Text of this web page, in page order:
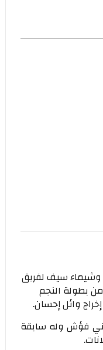
وشيماء سيف لفريق
بطولة النجم
وائل إحسان.
فؤش وله سابقة